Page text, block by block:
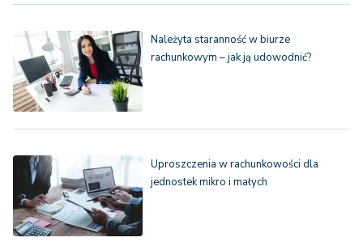
Należyta staranność w biurze
rachunkowym – jak ją udowodnić?
Uproszczenia w rachunkowości dla
jednostek mikro i małych